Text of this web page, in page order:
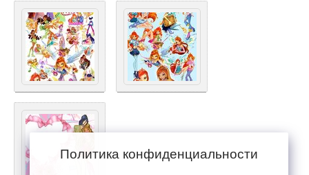
Политика конфиденциальности